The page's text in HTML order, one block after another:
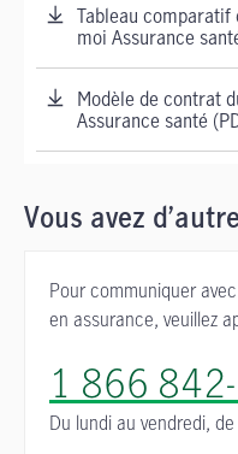
Tableau
moi Assurance
Modèle de contrat
Assurance santé
Vous avez
Pour communiquer
en assurance, veuillez
1 866
Du lundi au vendredi,